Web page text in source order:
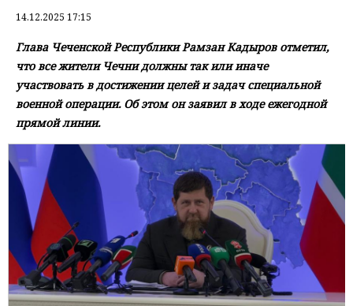
14.12.2025 17:15
Глава Чеченской Республики Рамзан Кадыров отметил,
что все жители Чечни должны так или иначе
участвовать в достижении целей и задач специальной
военной операции. Об этом он заявил в ходе ежегодной
прямой линии.